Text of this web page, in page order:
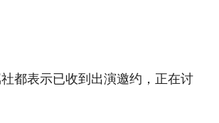
都表示已收到出演邀约，正在讨